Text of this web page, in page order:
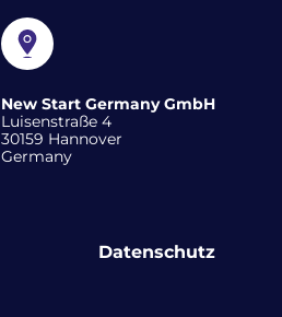
New Start Germany GmbH
Luisenstraße 4
30159 Hannover
Germany
Datenschutz